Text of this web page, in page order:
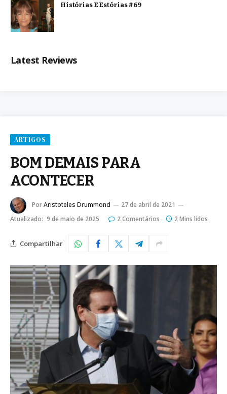
Histórias E Estórias #69
Latest Reviews
ARTIGOS
BOM DEMAIS PARA
ACONTECER
PorAristoteles Drummond
27 de abril de 2021
Atualizado: 9 de maio de 2025 2 Comentários 2 Mins lidos
Compartilhar